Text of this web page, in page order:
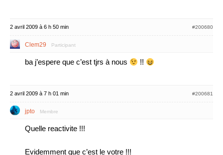
2 avril 2009 à 6 h 50 min #200680
Clem29 Participant
ba j’espere que c’est tjrs à nous !!
2 avril 2009 à 7 h 01 min #200681
jpto Membre
Quelle reactivite !!!
Evidemment que c’est le votre !!!